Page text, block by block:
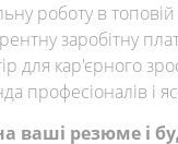
роботу в
заробітну
для кар'єрного
професіоналів і
ваші резюме і